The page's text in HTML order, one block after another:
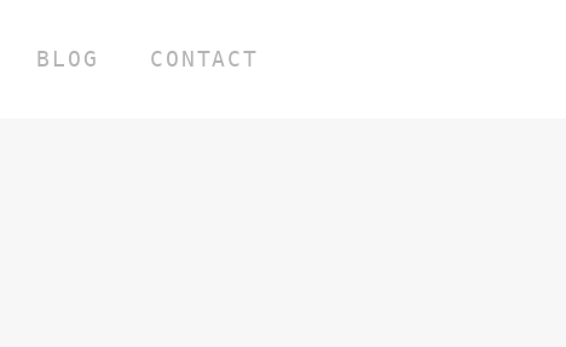
BLOG CONTACT